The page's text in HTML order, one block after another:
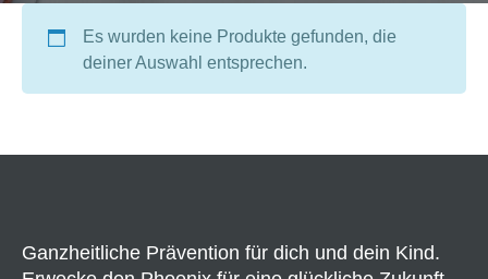
Es wurden keine Produkte gefunden, die
deiner Auswahl entsprechen.
Ganzheitliche Prävention für dich und dein Kind.